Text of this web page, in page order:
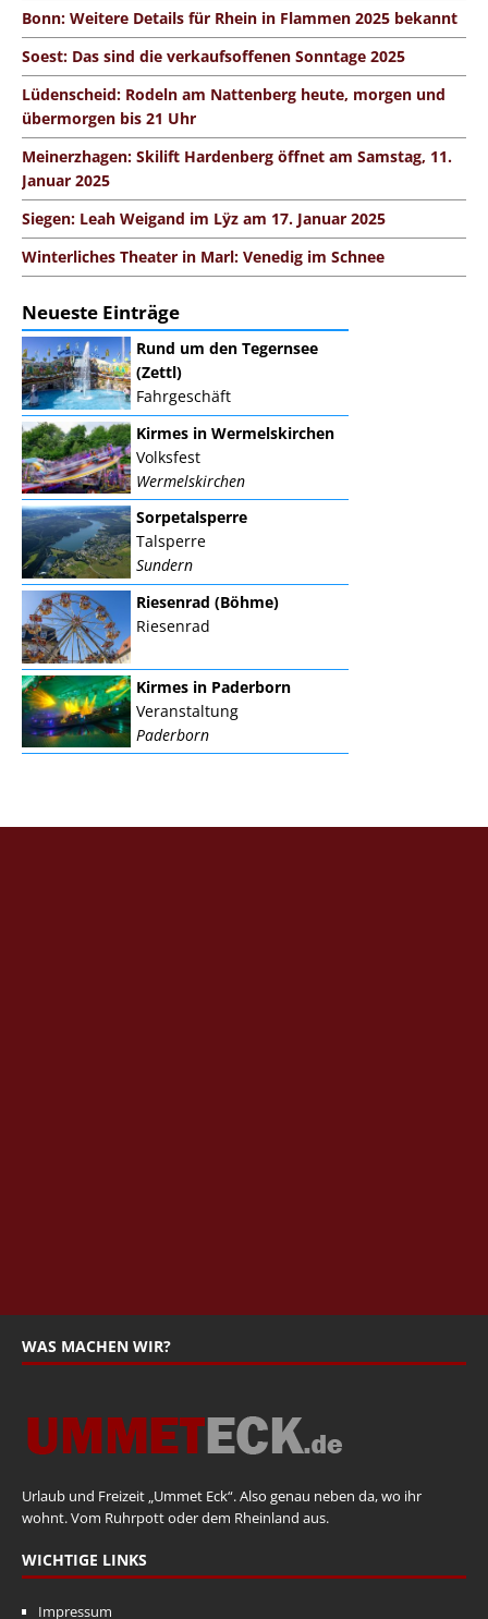
Bonn: Weitere Details für Rhein in Flammen 2025 bekannt
Soest: Das sind die verkaufsoffenen Sonntage 2025
Lüdenscheid: Rodeln am Nattenberg heute, morgen und
übermorgen bis 21 Uhr
Meinerzhagen: Skilift Hardenberg öffnet am Samstag, 11.
Januar 2025
Siegen: Leah Weigand im Lÿz am 17. Januar 2025
Winterliches Theater in Marl: Venedig im Schnee
Neueste Einträge
Rund um den Tegernsee
(Zettl)
Fahrgeschäft
Kirmes in Wermelskirchen
Volksfest
Wermelskirchen
Sorpetalsperre
Talsperre
Sundern
Riesenrad (Böhme)
Riesenrad
Kirmes in Paderborn
Veranstaltung
Paderborn
WAS MACHEN WIR?
Urlaub und Freizeit „Ummet Eck“. Also genau neben da, wo ihr
wohnt. Vom Ruhrpott oder dem Rheinland aus.
WICHTIGE LINKS
Impressum